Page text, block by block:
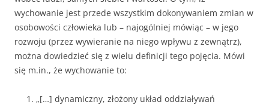
wychowanie jest przede wszystkim dokonywaniem zmian w
osobowości człowieka lub – najogólniej mó­wiąc – w jego
rozwoju (przez wywieranie na niego wpływu z zewnątrz),
można dowiedzieć się z wielu definicji tego pojęcia. Mówi
się m.in., że wychowanie to:
„[…] dynamiczny, złożony układ oddziaływań